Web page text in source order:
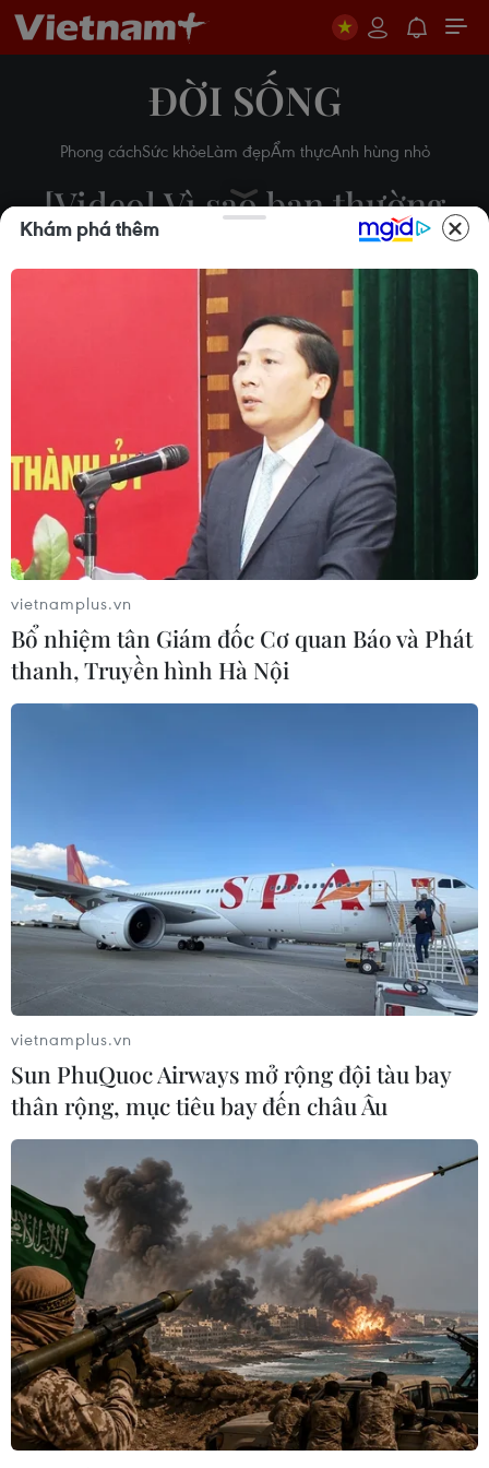
ĐỜI SỐNG
Phong cáchSức khỏeLàm đẹpẨm thựcAnh hùng nhỏ
[Video] Vì sao bạn thường
đột ngột tỉnh giấc vào nửa
đêm
07/12/2017 22:00
Theo dõi VietnamPlus
Việc tỉnh giấc vào giữa đêm cho thấy bạn đang
gặp vấn đề về sức khỏe, dưới đây là một vài lý do
khiến bạn rơi vào tình trạng này.
Việc tỉnh giấc vào giữa đêm cho thấy bạn đang
gặp vấn đề về sức khỏe.
Đây là một vài lý do khiến bạn rơi vào tình
trạng này./.
(Vietnam+)
#gối ôm
Khám phá thêm
vietnamplus.vn
Bổ nhiệm tân Giám đốc Cơ quan Báo và Phát
thanh, Truyền hình Hà Nội
vietnamplus.vn
Sun PhuQuoc Airways mở rộng đội tàu bay
thân rộng, mục tiêu bay đến châu Âu